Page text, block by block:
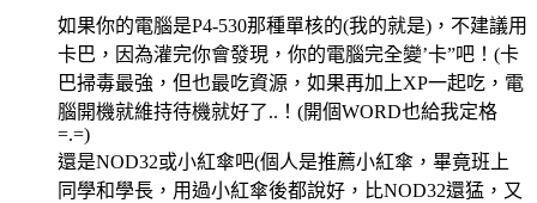
如果你的電腦是P4-530那種單核的(我的就是)，不建議用
卡巴，因為灌完你會發現，你的電腦完全變’卡”吧！(卡
巴掃毒最強，但也最吃資源，如果再加上XP一起吃，電
腦開機就維持待機就好了..！(開個WORD也給我定格
=.=)
還是NOD32或小紅傘吧(個人是推薦小紅傘，畢竟班上
同學和學長，用過小紅傘後都說好，比NOD32還猛，又